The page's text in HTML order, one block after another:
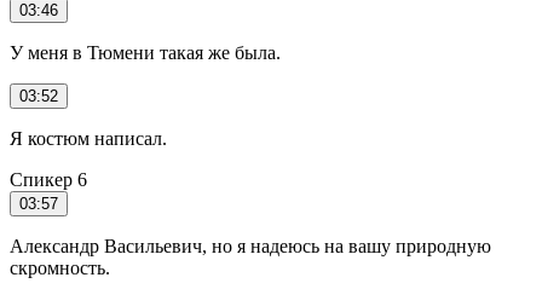
03:46
У меня в Тюмени такая же была.
03:52
Я костюм написал.
Спикер 6
03:57
Александр Васильевич, но я надеюсь на вашу природную
скромность.